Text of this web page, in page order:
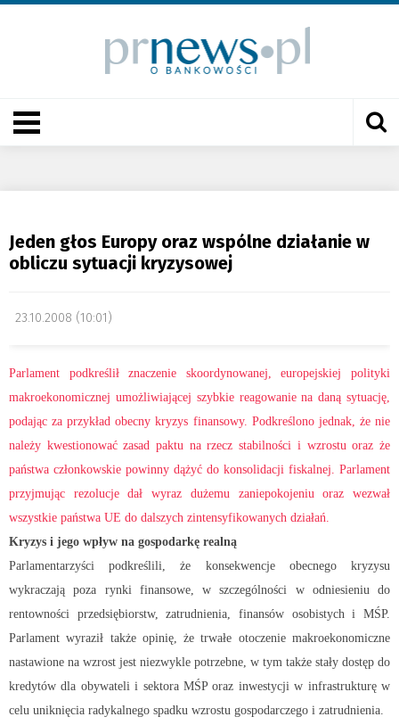
Jeden głos Europy oraz wspólne działanie w
obliczu sytuacji kryzysowej
23.10.2008 (10:01)
Parlament podkreślił znaczenie skoordynowanej, europejskiej polityki
makroekonomicznej umożliwiającej szybkie reagowanie na daną sytuację,
podając za przykład obecny kryzys finansowy. Podkreślono jednak, że nie
należy kwestionować zasad paktu na rzecz stabilności i wzrostu oraz że
państwa członkowskie powinny dążyć do konsolidacji fiskalnej. Parlament
przyjmując rezolucje dał wyraz dużemu zaniepokojeniu oraz wezwał
wszystkie państwa UE do dalszych zintensyfikowanych działań.
Kryzys i jego wpływ na gospodarkę realną
Parlamentarzyści podkreślili, że konsekwencje obecnego kryzysu
wykraczają poza rynki finansowe, w szczególności w odniesieniu do
rentowności przedsiębiorstw, zatrudnienia, finansów osobistych i MŚP.
Parlament wyraził także opinię, że trwałe otoczenie makroekonomiczne
nastawione na wzrost jest niezwykle potrzebne, w tym także stały dostęp do
kredytów dla obywateli i sektora MŚP oraz inwestycji w infrastrukturę w
celu uniknięcia radykalnego spadku wzrostu gospodarczego i zatrudnienia.